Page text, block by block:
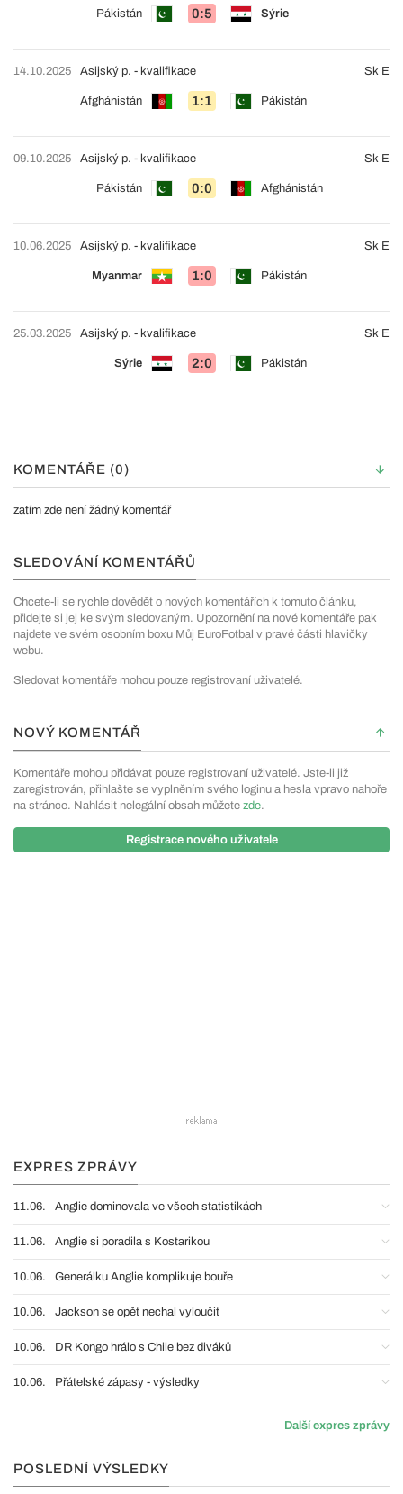
Pákistán 0:5 Sýrie
14.10.2025
Afghánistán 1:1 Pákistán
Asijský p. - kvalifikace Sk E
09.10.2025
Pákistán 0:0 Afghánistán
Asijský p. - kvalifikace Sk E
10.06.2025
Myanmar 1:0 Pákistán
Asijský p. - kvalifikace Sk E
25.03.2025
Sýrie 2:0 Pákistán
Asijský p. - kvalifikace Sk E
KOMENTÁŘE (0)
zatím zde není žádný komentář
SLEDOVÁNÍ KOMENTÁŘŮ
Chcete-li se rychle dovědět o nových komentářích k tomuto článku,
přidejte si jej ke svým sledovaným. Upozornění na nové komentáře pak
najdete ve svém osobním boxu Můj EuroFotbal v pravé části hlavičky
webu.
Sledovat komentáře mohou pouze registrovaní uživatelé.
NOVÝ KOMENTÁŘ
Komentáře mohou přidávat pouze registrovaní uživatelé. Jste-li již
zaregistrován, přihlašte se vyplněním svého loginu a hesla vpravo nahoře
na stránce. Nahlásit nelegální obsah můžete zde.
Registrace nového uživatele
EXPRES ZPRÁVY
11.06. Anglie dominovala ve všech statistikách
11.06. Anglie si poradila s Kostarikou
10.06. Generálku Anglie komplikuje bouře
10.06. Jackson se opět nechal vyloučit
10.06. DR Kongo hrálo s Chile bez diváků
10.06. Přátelské zápasy - výsledky
Další expres zprávy
POSLEDNÍ VÝSLEDKY